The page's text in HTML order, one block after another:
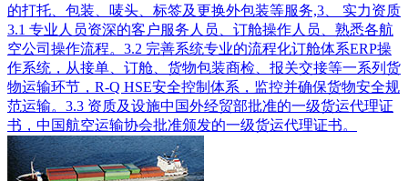
的打托、包装、唛头、标签及更换外包装等服务,3、 实力资质
3.1 专业人员资深的客户服务人员、订舱操作人员、熟悉各航
空公司操作流程。3.2 完善系统专业的流程化订舱体系ERP操
作系统，从接单、订舱、货物包装商检、报关交接等一系列货
物运输环节，R-Q HSE安全控制体系，监控并确保货物安全规
范运输。3.3 资质及设施中国外经贸部批准的一级货运代理证
书，中国航空运输协会批准颁发的一级货运代理证书。